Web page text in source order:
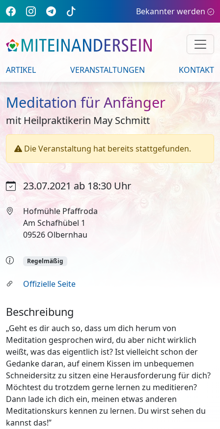
Bekannter werden
ARTIKEL VERANSTALTUNGEN KONTAKT
Meditation für Anfänger
mit Heilpraktikerin May Schmitt
Die Veranstaltung hat bereits stattgefunden.
23.07.2021 ab 18:30 Uhr
Hofmühle Pfaffroda
Am Schafhübel 1
09526 Olbernhau
Regelmäßig
Offizielle Seite
Beschreibung
„Geht es dir auch so, dass um dich herum von
Meditation gesprochen wird, du aber nicht wirklich
weißt, was das eigentlich ist? Ist vielleicht schon der
Gedanke daran, auf einem Kissen im unbequemen
Schneidersitz zu sitzen eine Herausforderung für dich?
Möchtest du trotzdem gerne lernen zu meditieren?
Dann lade ich dich ein, meinen etwas anderen
Meditationskurs kennen zu lernen. Du wirst sehen du
kannst das!”